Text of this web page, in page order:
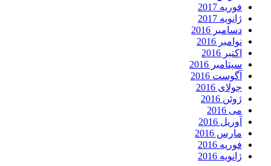
فوریه 2017
ژانویه 2017
دسامبر 2016
نوامبر 2016
اکتبر 2016
سپتامبر 2016
آگوست 2016
جولای 2016
ژوئن 2016
می 2016
آوریل 2016
مارس 2016
فوریه 2016
ژانویه 2016